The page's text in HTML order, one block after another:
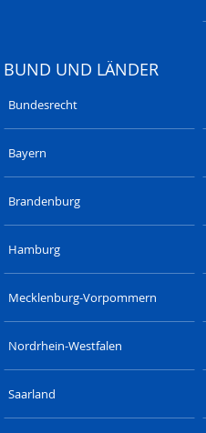
BUND UND LÄNDER
Bundesrecht
Bayern
Brandenburg
Hamburg
Mecklenburg-Vorpommern
Nordrhein-Westfalen
Saarland